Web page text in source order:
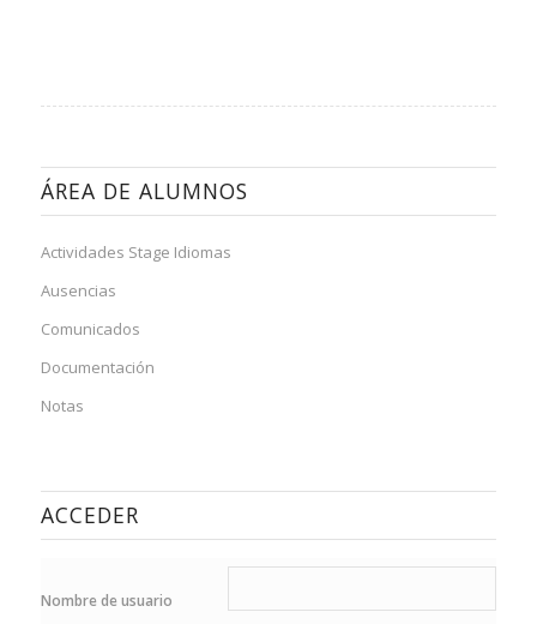
ÁREA DE ALUMNOS
Actividades Stage Idiomas
Ausencias
Comunicados
Documentación
Notas
ACCEDER
Nombre de usuario